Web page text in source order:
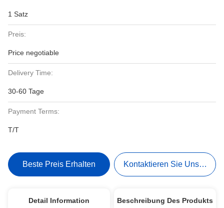
1 Satz
Preis:
Price negotiable
Delivery Time:
30-60 Tage
Payment Terms:
T/T
Beste Preis Erhalten Kontaktieren Sie Uns Jetzt
Detail Information Beschreibung Des Produkts